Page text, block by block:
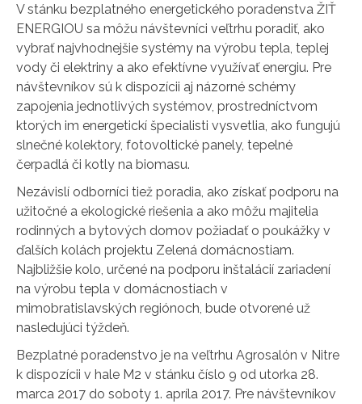
V stánku bezplatného energetického poradenstva ŽIŤ
ENERGIOU sa môžu návštevníci veľtrhu poradiť, ako
vybrať najvhodnejšie systémy na výrobu tepla, teplej
vody či elektriny a ako efektívne využívať energiu. Pre
návštevníkov sú k dispozícii aj názorné schémy
zapojenia jednotlivých systémov, prostredníctvom
ktorých im energetickí špecialisti vysvetlia, ako fungujú
slnečné kolektory, fotovoltické panely, tepelné
čerpadlá či kotly na biomasu.
Nezávislí odborníci tiež poradia, ako získať podporu na
užitočné a ekologické riešenia a ako môžu majitelia
rodinných a bytových domov požiadať o poukážky v
ďalších kolách projektu Zelená domácnostiam.
Najbližšie kolo, určené na podporu inštalácií zariadení
na výrobu tepla v domácnostiach v
mimobratislavských regiónoch, bude otvorené už
nasledujúci týždeň.
Bezplatné poradenstvo je na veľtrhu Agrosalón v Nitre
k dispozícii v hale M2 v stánku číslo 9 od utorka 28.
marca 2017 do soboty 1. apríla 2017. Pre návštevníkov